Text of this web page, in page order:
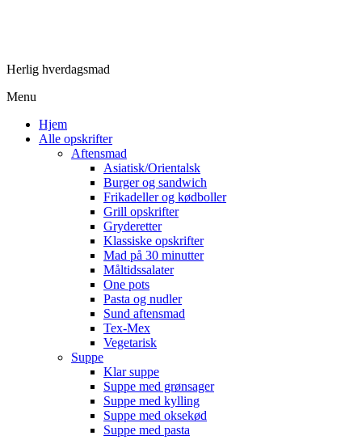
Herlig hverdagsmad
Menu
Hjem
Alle opskrifter
Aftensmad
Asiatisk/Orientalsk
Burger og sandwich
Frikadeller og kødboller
Grill opskrifter
Gryderetter
Klassiske opskrifter
Mad på 30 minutter
Måltidssalater
One pots
Pasta og nudler
Sund aftensmad
Tex-Mex
Vegetarisk
Suppe
Klar suppe
Suppe med grønsager
Suppe med kylling
Suppe med oksekød
Suppe med pasta